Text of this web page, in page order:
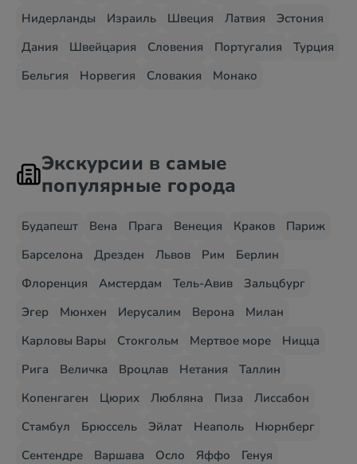
Нидерланды
Израиль Швеция Латвия
Эстония
Дания
Швейцария Словения Португалия
Турция
Бельгия
Норвегия Словакия Монако
Экскурсии в самые
популярные города
Будапешт Вена Прага Венеция Краков
Париж
Барселона
Дрезден Львов Рим
Берлин
Флоренция
Амстердам Тель-Авив
Зальцбург
Эгер
Мюнхен Иерусалим Верона
Милан
Карловы Вары
Стокгольм Мертвое море
Ницца
Рига
Величка Вроцлав Нетания
Таллин
Копенгаген
Цюрих Любляна Пиза
Лиссабон
Стамбул
Брюссель Эйлат Неаполь
Нюрнберг
Сентендре
Варшава Осло Яффо
Генуя